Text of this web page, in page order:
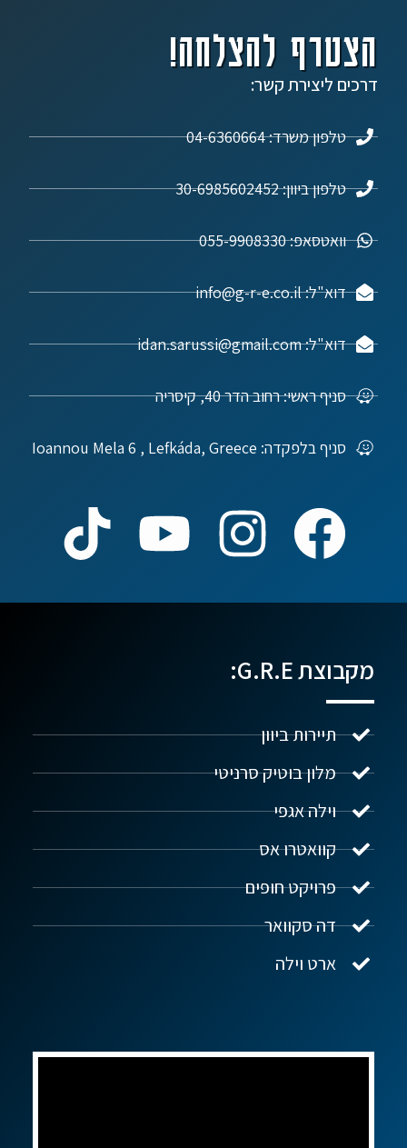
הצטרף להצלחה!
דרכים ליצירת קשר:
טלפון משרד: 04-6360664
טלפון ביוון: 30-6985602452
וואטסאפ: 055-9908330
דוא"ל: info@g-r-e.co.il
דוא"ל: idan.sarussi@gmail.com
סניף ראשי: רחוב הדר 40, קיסריה
סניף בלפקדה: Ioannou Mela 6 , Lefkáda, Greece
מקבוצת G.R.E:
תיירות ביוון
מלון בוטיק סרניטי
וילה אגפי
קוואטרו אס
פרויקט חופים
דה סקוואר
ארט וילה
נדל"ן ביוון G.R.E
שלום! איך אפשר לעזור?